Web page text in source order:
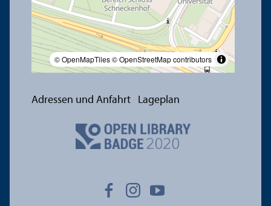
© OpenMapTiles© OpenStreetMap contributors
Adressen und Anfahrt Lageplan